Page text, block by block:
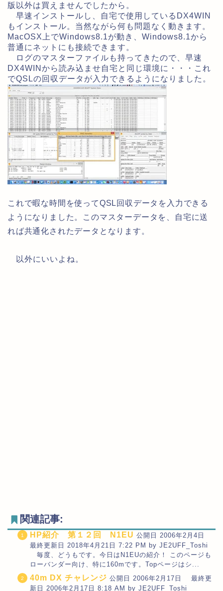
版以外は買えませんでしたから。
早速インストールし、自宅で使用しているDX4WIN
もインストール。当然ながら何も問題なく動きます。
MacOSX上でWindows8.1が動き、Windows8.1から
普通にネットにも接続できます。
ログのマスターファイルも持ってきたので、早速
DX4WINから読み込ませ自宅と同じ環境に・・・これ
でQSLの回収データが入力できるようになりました。
これで暇な時間を使ってQSL回収データを入力できる
ようになりました。このマスターデータを、自宅に送
れば共通化されたデータとなります。
以外にいいよね。
関連記事:
HP紹介 第１２回 N1EU 公開日 2006年2月4日
最終更新日 2018年4月21日 7:22 PM by JE2UFF_Toshi
毎度、どうもです。今日はN1EUの紹介！ このページも
ローバンダー向け、特に160mです。Topページはシ...
40m DX チャレンジ 公開日 2006年2月17日 最終更
新日 2006年2月17日 8:18 AM by JE2UFF_Toshi